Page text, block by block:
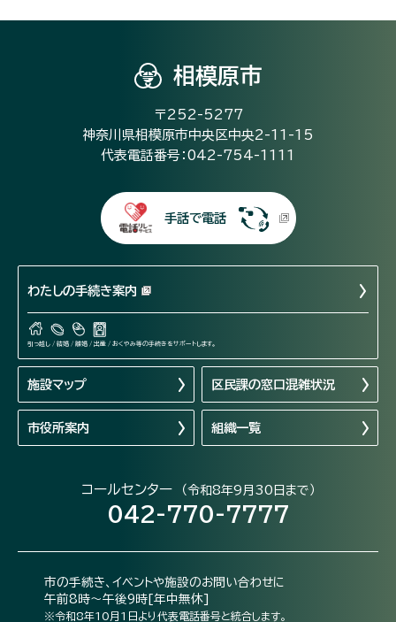
相模原市
〒252-5277
神奈川県相模原市中央区中央2-11-15
代表電話番号：042-754-1111
手話で電話
わたしの手続き案内
引っ越し / 結婚 / 離婚 / 出産 / おくやみ等の手続きをサポートします。
施設マップ 区民課の窓口混雑状況
市役所案内 組織一覧
コールセンター （令和8年9月30日まで）
042-770-7777
市の手続き、イベントや施設のお問い合わせに
午前8時～午後9時[年中無休]
※令和8年10月1日より代表電話番号と統合します。